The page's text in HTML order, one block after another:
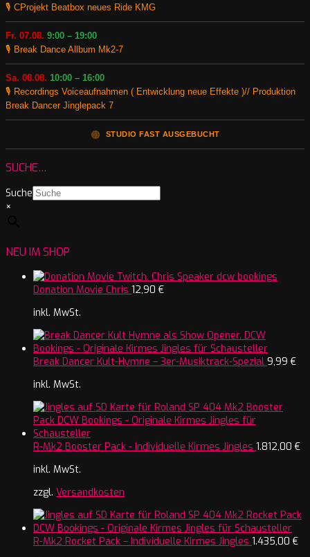
🎙️ CProjekt Beatbox neues Ride KMG
Fr. 07.08. 9:00 – 19:00
🎙️ Break Dance Allbum Mk2-7
Sa. 08.08. 10:00 – 16:00
🎙️ Recordings Voiceaufnahmen ( Entwicklung neue Effekte )// Produktion
Break Dancer Jinglepack 7
🟠 STUDIO FAST AUSGEBUCHT
SUCHE…
Suche
×
NEU IM SHOP
Donation Movie Chris 12,90 €
inkl. MwSt.
Break Dancer Kult-Hymne – 3er-Musiktrack-Spezial 9,99 €
inkl. MwSt.
R-Mk2 Booster Pack - Individuelle Kirmes Jingles 1.812,00 €
inkl. MwSt.
zzgl. Versandkosten
R-Mk2 Rocket Pack – Individuelle Kirmes Jingles 1.435,00 €